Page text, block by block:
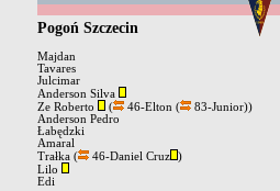
Pogoń Szczecin
Majdan
Tavares
Julcimar
Anderson Silva
Ze Roberto
( 46-Elton (
83-Junior))
Anderson Pedro
Łabędzki
Amaral
Trałka (
46-Daniel Cruz
)
Lilo
Edi